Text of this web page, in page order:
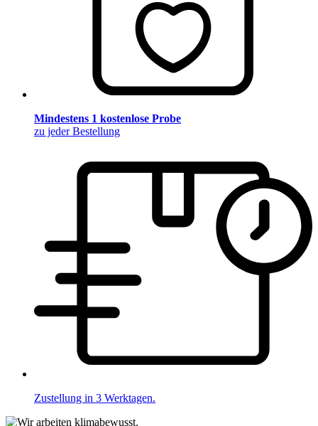
Mindestens 1 kostenlose Probe
zu jeder Bestellung
Zustellung in 3 Werktagen.